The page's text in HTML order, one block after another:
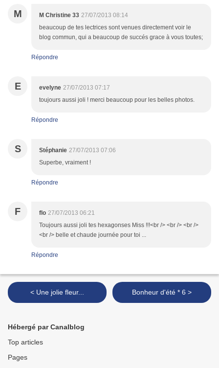
M M Christine 33 27/07/2013 08:14
beaucoup de tes lectrices sont venues directement voir le
blog commun, qui a beaucoup de succés grace à vous toutes;
Répondre
E evelyne 27/07/2013 07:17
toujours aussi joli ! merci beaucoup pour les belles photos.
Répondre
S Stéphanie 27/07/2013 07:06
Superbe, vraiment !
Répondre
F flo 27/07/2013 06:21
Toujours aussi joli tes hexagonses Miss !!!<br /> <br /> <br />
<br /> belle et chaude journée pour toi ...
Répondre
< Une jolie fleur... Bonheur d'été * 6 >
Hébergé par Canalblog
Top articles
Pages